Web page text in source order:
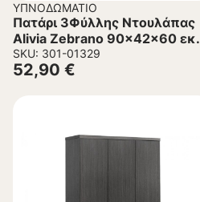
ΥΠΝΟΔΩΜΆΤΙΟ
Πατάρι 3Φύλλης Ντουλάπας
Alivia Zebrano 90x42x60 εκ.
SKU: 301-01329
52,90 €